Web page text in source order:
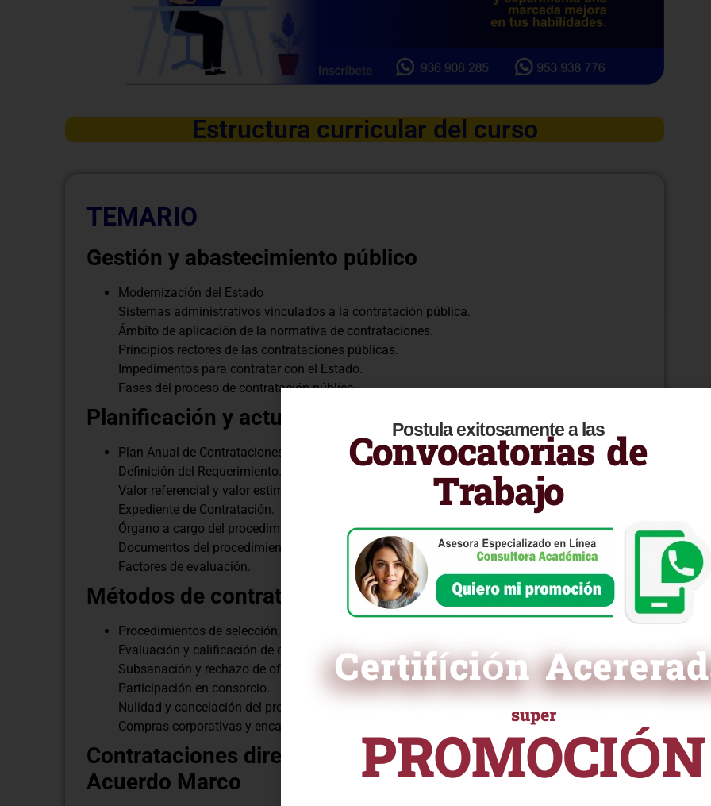
Estructura curricular del curso
TEMARIO
Gestión y abastecimiento público
Modernización del Estado
Sistemas administrativos vinculados a la contratación pública.
Ámbito de aplicación de la normativa de contrataciones.
Principios rectores de las contrataciones públicas.
Impedimentos para contratar con el Estado.
Fases del proceso de contratación pública.
Planificación y actuaciones preparatorias
Plan Anual de Contrataciones del Estado – PAC.
Definición del Requerimiento.
Valor referencial y valor estimado.
Expediente de Contratación.
Órgano a cargo del procedimiento de selección.
Documentos del procedimiento de selección.
Factores de evaluación.
Métodos de contratación
Procedimientos de selección, características y etapas.
Evaluación y calificación de ofertas.
Subsanación y rechazo de ofertas.
Participación en consorcio.
Nulidad y cancelación del procedimiento de selección.
Compras corporativas y encargos – PERÚ COMPRAS.
Contrataciones directas y Catálogo Electrónico de
Acuerdo Marco
Postula exitosamente a las
Convocatorias de
Trabajo
Certifíción
super
PROMOCIÓN